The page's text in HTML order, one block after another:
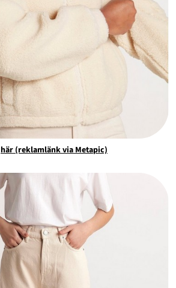
här (reklamlänk via Metapic)